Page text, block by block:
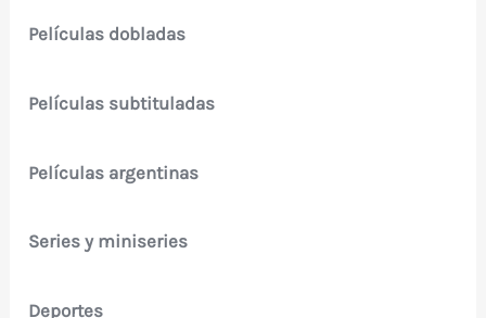
Películas dobladas
Películas subtituladas
Películas argentinas
Series y miniseries
Deportes